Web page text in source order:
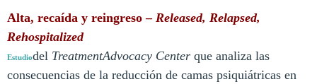
Alta, recaída y reingreso – Released, Relapsed,
Rehospitalized
Estudiodel TreatmentAdvocacy Center que analiza las
consecuencias de la reducción de camas psiquiátricas en